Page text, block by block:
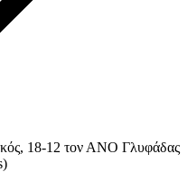
18-12 τον ΑΝΟ Γλυφάδας